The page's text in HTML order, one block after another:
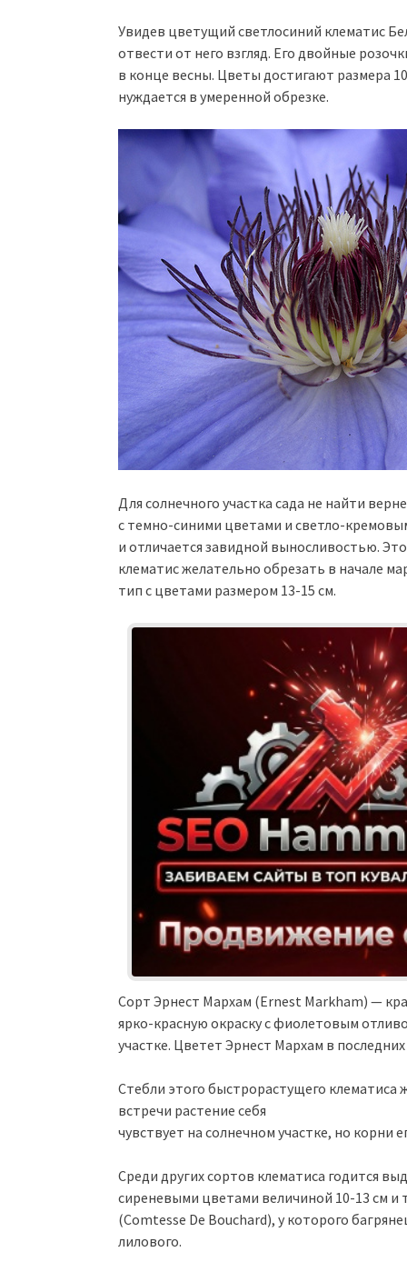
Увидев цветущий светлосиний клематис
отвести от него взгляд. Его двойные
в конце весны. Цветы достигают размера
нуждается в умеренной обрезке.
Для солнечного участка сада не найти
с темно-синими цветами и светло-
и отличается завидной выносливостью.
клематис желательно обрезать в начале
тип с цветами размером 13-15 см.
Сорт Эрнест Мархам (Ernest Markham) —
ярко-красную окраску с фиолетовым
участке. Цветет Эрнест Мархам в
Стебли этого быстрорастущего клематиса
встречи растение себя
чувствует на солнечном участке, но корни
Среди других сортов клематиса годится
сиреневыми цветами величиной 10-13 см
(Comtesse De Bouchard), у которого
лилового.